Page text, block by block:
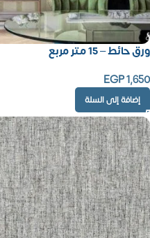
ورق حائط – 15 متر مربع
EGP1,650
إضافة إلى السلة